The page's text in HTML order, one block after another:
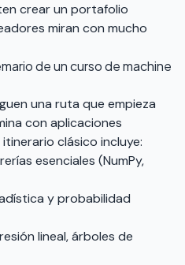
crear un portafolio
miran con mucho
de un curso de machine
una ruta que empieza
con aplicaciones
clásico incluye:
esenciales (NumPy,
y probabilidad
lineal, árboles de